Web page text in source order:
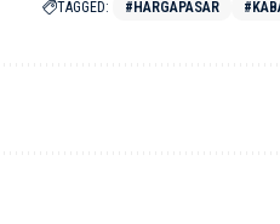
TAGGED: #HARGAPASAR